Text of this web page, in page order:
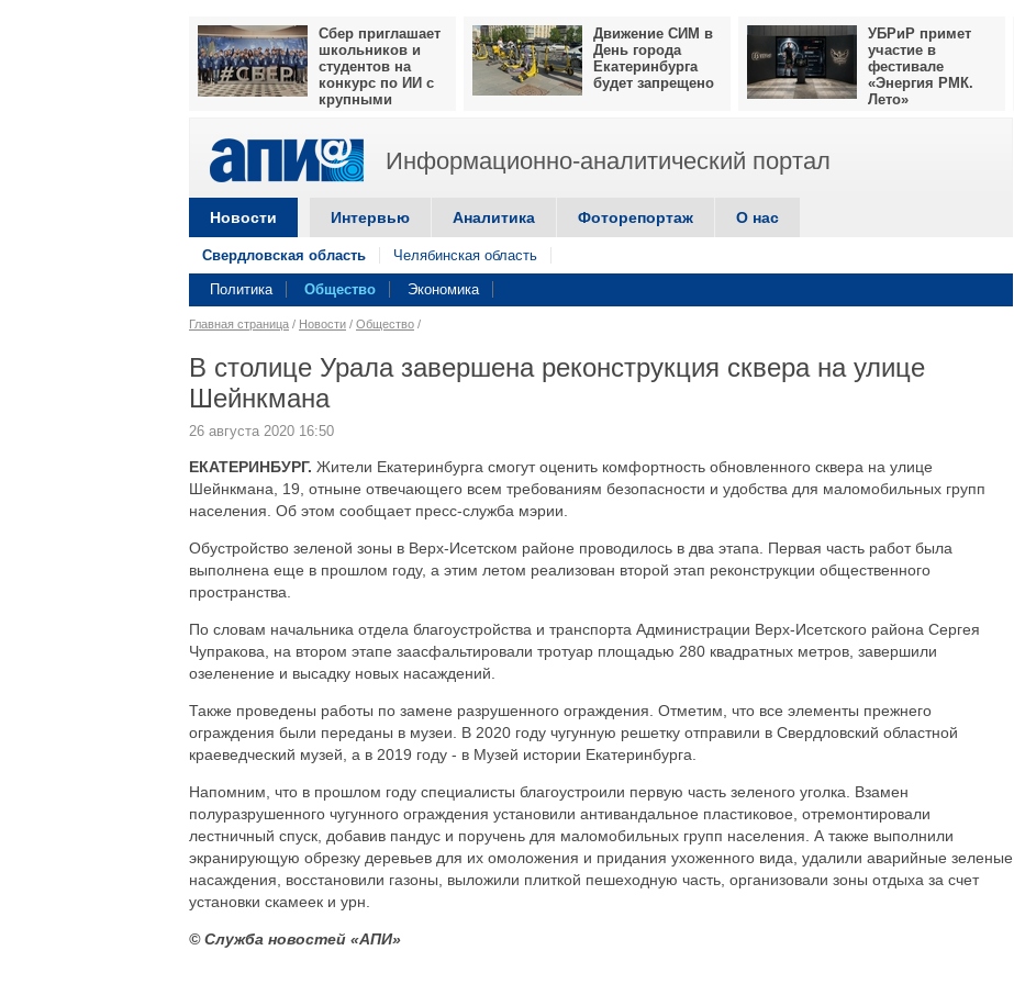
Сбер приглашает
школьников и
студентов на
конкурс по ИИ с
крупными
Движение СИМ в
День города
Екатеринбурга
будет запрещено
УБРиР примет
участие в
фестивале
«Энергия РМК.
Лето»
Информационно-аналитический портал
Новости Интервью Аналитика Фоторепортаж О нас
Свердловская область Челябинская область
Политика Общество Экономика
Главная страница / Новости / Общество /
В столице Урала завершена реконструкция сквера на улице
Шейнкмана
26 августа 2020 16:50
ЕКАТЕРИНБУРГ. Жители Екатеринбурга смогут оценить комфортность обновленного сквера на улице
Шейнкмана, 19, отныне отвечающего всем требованиям безопасности и удобства для маломобильных групп
населения. Об этом сообщает пресс-служба мэрии.
Обустройство зеленой зоны в Верх-Исетском районе проводилось в два этапа. Первая часть работ была
выполнена еще в прошлом году, а этим летом реализован второй этап реконструкции общественного
пространства.
По словам начальника отдела благоустройства и транспорта Администрации Верх-Исетского района Сергея
Чупракова, на втором этапе заасфальтировали тротуар площадью 280 квадратных метров, завершили
озеленение и высадку новых насаждений.
Также проведены работы по замене разрушенного ограждения. Отметим, что все элементы прежнего
ограждения были переданы в музеи. В 2020 году чугунную решетку отправили в Свердловский областной
краеведческий музей, а в 2019 году - в Музей истории Екатеринбурга.
Напомним, что в прошлом году специалисты благоустроили первую часть зеленого уголка. Взамен
полуразрушенного чугунного ограждения установили антивандальное пластиковое, отремонтировали
лестничный спуск, добавив пандус и поручень для маломобильных групп населения. А также выполнили
экранирующую обрезку деревьев для их омоложения и придания ухоженного вида, удалили аварийные зеленые
насаждения, восстановили газоны, выложили плиткой пешеходную часть, организовали зоны отдыха за счет
установки скамеек и урн.
© Служба новостей «АПИ»